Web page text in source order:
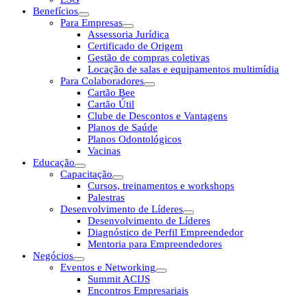
Benefícios
Para Empresas
Assessoria Jurídica
Certificado de Origem
Gestão de compras coletivas
Locação de salas e equipamentos multimídia
Para Colaboradores
Cartão Bee
Cartão Útil
Clube de Descontos e Vantagens
Planos de Saúde
Planos Odontológicos
Vacinas
Educação
Capacitação
Cursos, treinamentos e workshops
Palestras
Desenvolvimento de Líderes
Desenvolvimento de Líderes
Diagnóstico de Perfil Empreendedor
Mentoria para Empreendedores
Negócios
Eventos e Networking
Summit ACIJS
Encontros Empresariais